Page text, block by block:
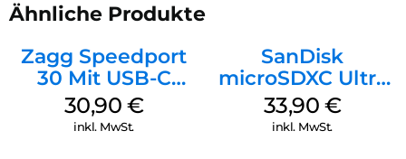
Ähnliche Produkte
Zagg Speedport
30 Mit USB-C
Kabel Weiß
30,90 €
inkl. MwSt.
SanDisk
microSDXC Ultra
128 GB + Adapter
Mobile
33,90 €
inkl. MwSt.